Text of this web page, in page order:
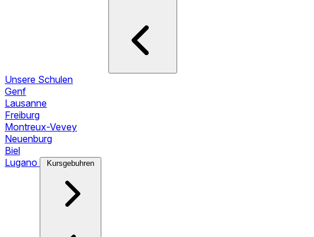
Unsere Schulen
Genf
Lausanne
Freiburg
Montreux-Vevey
Neuenburg
Biel
Lugano
Kursgebuhren